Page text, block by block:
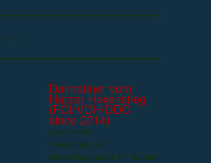
Links
Dalmatiner vom
Harzer Hexenstieg
(FCI/VDH/DDC
since 2014)
Lars Nixdorf
Hinterstraße 41
06493 Harzgerode OT Neudorf